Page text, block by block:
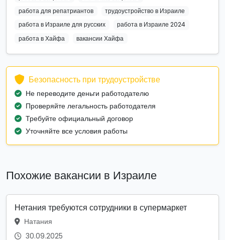
работа для репатриантов
трудоустройство в Израиле
работа в Израиле для русских
работа в Израиле 2024
работа в Хайфа
вакансии Хайфа
Безопасность при трудоустройстве
Не переводите деньги работодателю
Проверяйте легальность работодателя
Требуйте официальный договор
Уточняйте все условия работы
Похожие вакансии в Израиле
Нетания требуются сотрудники в супермаркет
Натания
30.09.2025